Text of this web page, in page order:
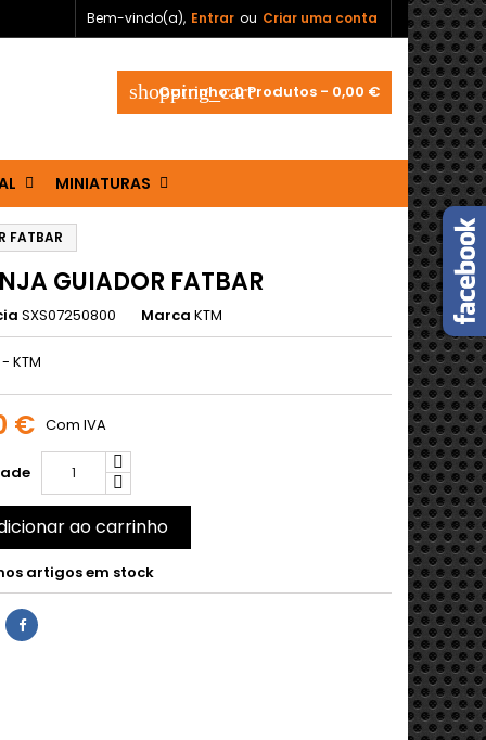
Bem-vindo(a), Entrar ou Criar uma conta
shopping_cart
Carrinho:0Produtos - 0,00 €
MINIATURAS
FATBAR
GUIADOR FATBAR
SXS07250800 Marca KTM
KTM
€ Com IVA
ao carrinho
artigos em stock